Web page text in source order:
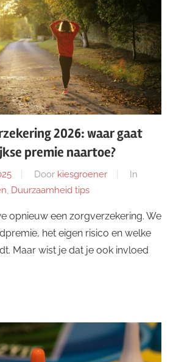
2026: waar gaat
premie naartoe?
Door kiesgroener
In
, Duurzaamheid tips
opnieuw een zorgverzekering. We
het eigen risico en welke
Maar wist je dat je ook invloed